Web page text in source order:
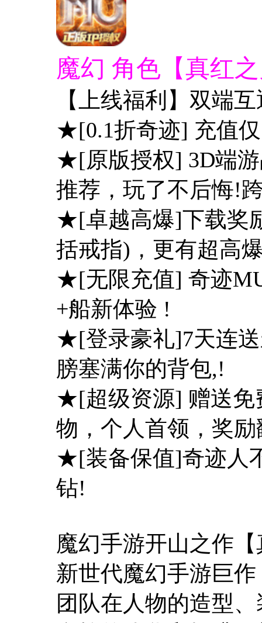
魔幻 角色【真红
【上线福利】双端
★[0.1折奇迹] 充值
★[原版授权] 3D端
推荐，玩了不后悔!
★[卓越高爆]下载奖
括戒指)，更有超高
★[无限充值] 奇迹
+船新体验 !
★[登录豪礼]7天连
膀塞满你的背包,!
★[超级资源] 赠送免
物，个人首领，奖
★[装备保值]奇迹人
钻!
魔幻手游开山之作
新世代魔幻手游巨
团队在人物的造型